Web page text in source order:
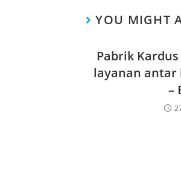
YOU MIGHT
Pabrik
layanan antar
–